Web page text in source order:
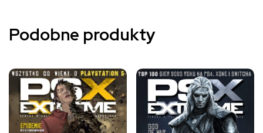
Podobne produkty
Ten
produkt
ma
wiele
Ten
produkt
ma
wiele